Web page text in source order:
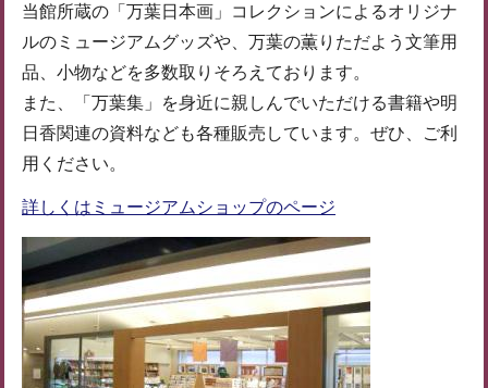
当館所蔵の「万葉日本画」コレクションによるオリジナ
ルのミュージアムグッズや、万葉の薫りただよう文筆用
品、小物などを多数取りそろえております。
また、「万葉集」を身近に親しんでいただける書籍や明
日香関連の資料なども各種販売しています。ぜひ、ご利
用ください。
詳しくはミュージアムショップのページ